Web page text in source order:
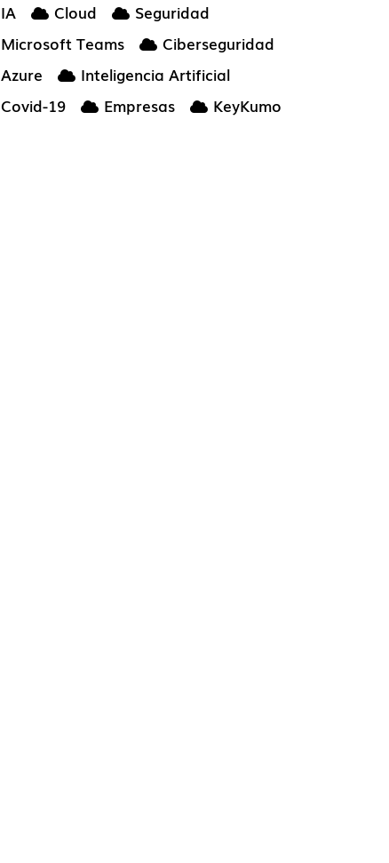
IA
Cloud
Seguridad
Microsoft Teams
Ciberseguridad
Azure
Inteligencia Artificial
Covid-19
Empresas KeyKumo